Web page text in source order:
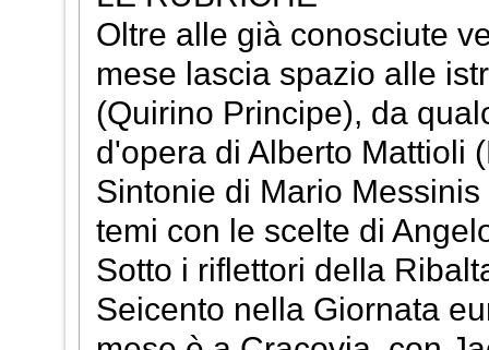
Oltre alle già conosciute
mese lascia spazio alle
(Quirino Principe), da
d'opera di Alberto Mattioli
Sintonie di Mario
temi con le scelte di
Sotto i riflettori della
Seicento nella Giornata